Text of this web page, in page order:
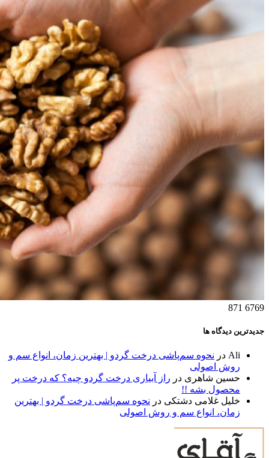
6769
871
جدیدترین دیدگاه ها
Ali در نحوه سم‌پاشی درخت گردو | بهترین زمان، انواع سم و
روش اصولی
حسین شاهری در راز آبیاری درخت گردو چیه؟ که درخت پر
محصول بشه !!
خلیل غلامی دشتکی در نحوه سم‌پاشی درخت گردو | بهترین
زمان، انواع سم و روش اصولی